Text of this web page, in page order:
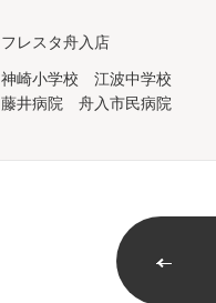
フレスタ舟入店
神崎小学校 江波中学校
藤井病院 舟入市民病院